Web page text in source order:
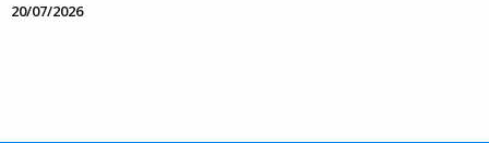
20/07/2026